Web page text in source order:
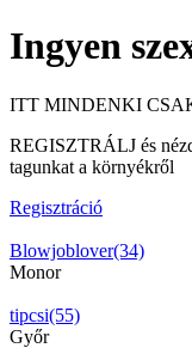
Ingyen
ITT MINDENKI
REGISZTRÁLJ és
tagunkat a környékről
Regisztráció
Blowjoblover(34)
Monor
tipcsi(55)
Győr